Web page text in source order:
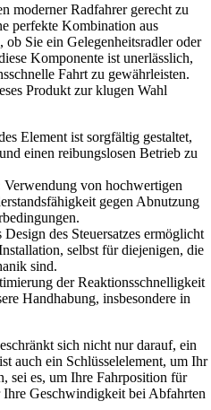
moderner Radfahrer gerecht zu
perfekte Kombination aus
Sie ein Gelegenheitsradler oder
Komponente ist unerlässlich,
Fahrt zu gewährleisten.
Produkt zur klugen Wahl
Element ist sorgfältig gestaltet,
einen reibungslosen Betrieb zu
Verwendung von hochwertigen
gegen Abnutzung
Design des Steuersatzes ermöglicht
selbst für diejenigen, die
sind.
der Reaktionsschnelligkeit
Handhabung, insbesondere in
sich nicht nur darauf, ein
auch ein Schlüsselelement, um Ihr
sei es, um Ihre Fahrposition für
Geschwindigkeit bei Abfahrten